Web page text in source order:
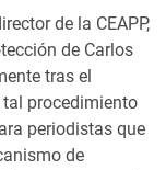
de la CEAPP,
de Carlos
tras el
tal procedimiento
periodistas que
de